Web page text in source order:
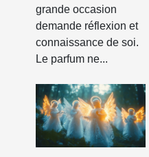
grande occasion
demande réflexion et
connaissance de soi.
Le parfum ne...